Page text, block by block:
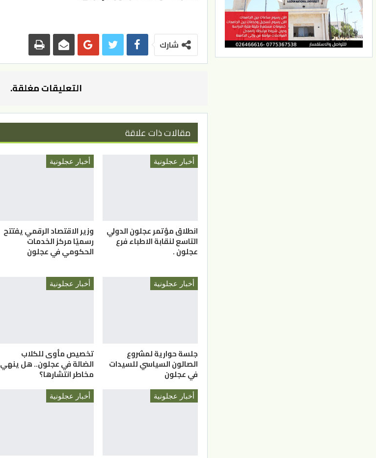
شارك
التعليقات مغلقة.
مقالات ذات علاقة
أخبار عجلونية
انطلاق مؤتمر عجلون الدولي
التاسع لنقابة الاطباء فرع
عجلون .
أخبار عجلونية
وزير الاقتصاد الرقمي يفتتح
رسميًا مركز الخدمات
الحكومي في عجلون
أخبار عجلونية
جلسة حوارية لمشروع
الصالون السياسي للسيدات
في عجلون
أخبار عجلونية
تخصيص مأوى للكلاب
الضالة في عجلون.. هل ينهي
مخاطر انتشارها؟
أخبار عجلونية أخبار عجلونية